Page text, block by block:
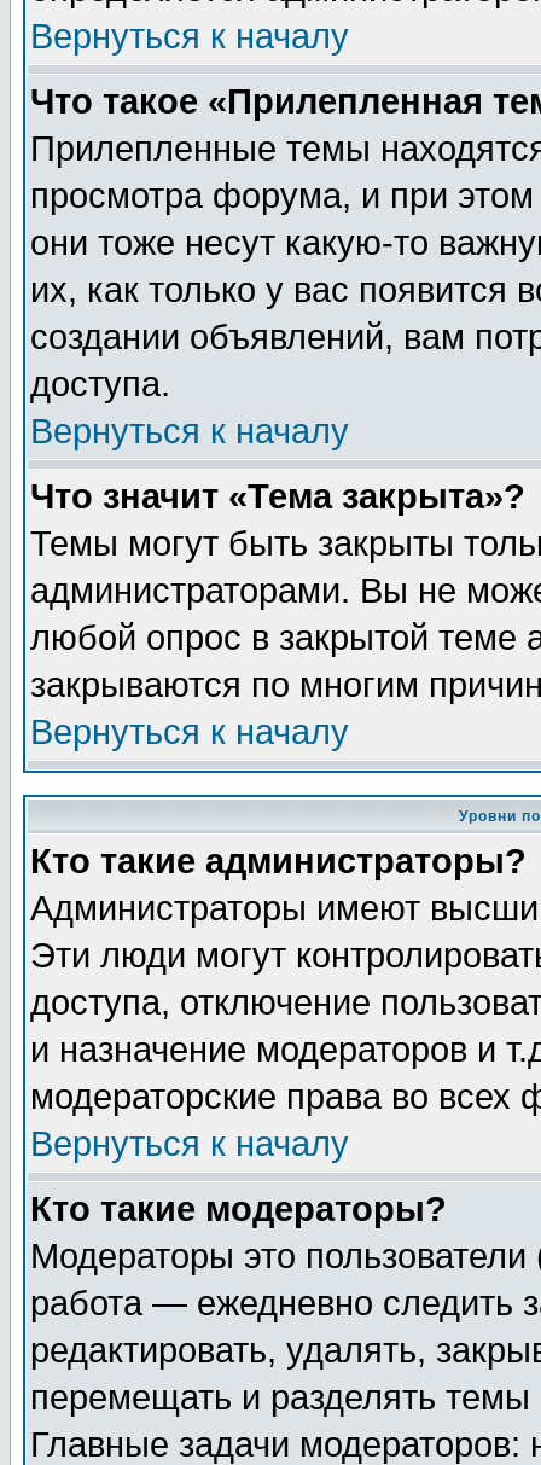
Вернуться к началу
Что такое «Прилепленная
Прилепленные темы
просмотра форума, и при
они тоже несут какую-то
их, как только у вас появится
создании объявлений, вам
доступа.
Вернуться к началу
Что значит «Тема закрыта»?
Темы могут быть закрыты
администраторами. Вы не
любой опрос в закрытой теме
закрываются по многим
Вернуться к началу
Уровни
Кто такие администраторы?
Администраторы имеют
Эти люди могут
доступа, отключение
и назначение модераторов и
модераторские права во всех
Вернуться к началу
Кто такие модераторы?
Модераторы это
работа — ежедневно следить
редактировать, удалять,
перемещать и разделять
Главные задачи